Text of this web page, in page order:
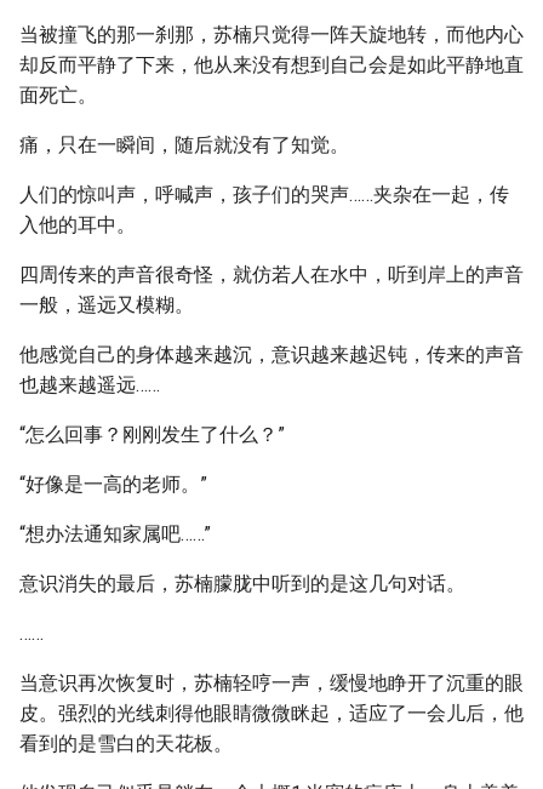
当被撞飞的那一刹那，苏楠只觉得一阵天旋地转，而他内心
却反而平静了下来，他从来没有想到自己会是如此平静地直
面死亡。
痛，只在一瞬间，随后就没有了知觉。
人们的惊叫声，呼喊声，孩子们的哭声……夹杂在一起，传
入他的耳中。
四周传来的声音很奇怪，就仿若人在水中，听到岸上的声音
一般，遥远又模糊。
他感觉自己的身体越来越沉，意识越来越迟钝，传来的声音
也越来越遥远……
“怎么回事？刚刚发生了什么？”
“好像是一高的老师。”
“想办法通知家属吧……”
意识消失的最后，苏楠朦胧中听到的是这几句对话。
……
当意识再次恢复时，苏楠轻哼一声，缓慢地睁开了沉重的眼
皮。强烈的光线刺得他眼睛微微眯起，适应了一会儿后，他
看到的是雪白的天花板。